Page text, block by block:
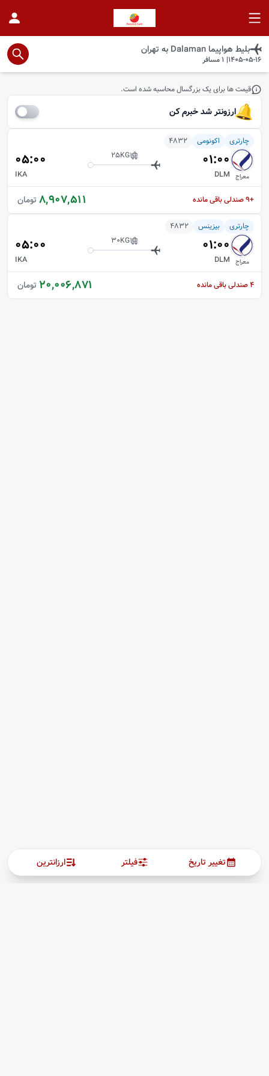
بلیط هواپیما Dalaman به تهران
1405-05-16
|
1مسافر
قیمت ها برای یک بزرگسال محاسبه شده است.
ارزونتر شد خبرم کن
چارتری اکونومی 4832
معراج
01:00
25KG
05:00
DLM
IKA
8,907,511 تومان +9 صندلی باقی مانده
چارتری بیزینس 4832
معراج
01:00
30KG
05:00
DLM
IKA
20,006,871 تومان 4صندلی باقی مانده
ارزانترین فیلتر تغییر تاریخ